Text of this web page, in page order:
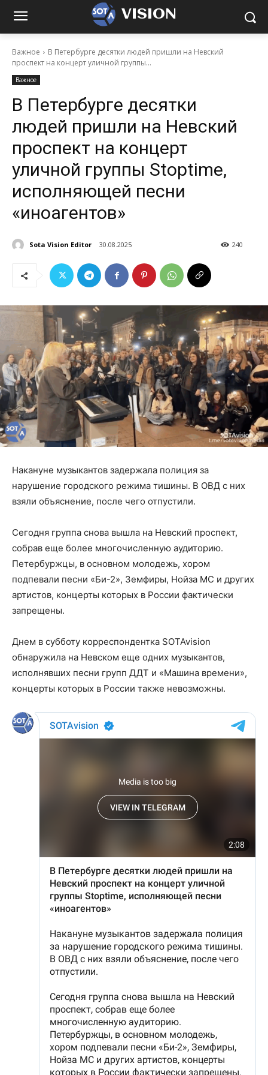
VISION
Важное
В Петербурге десятки людей пришли на Невский
проспект на концерт уличной группы...
Важное
В Петербурге десятки
людей пришли на Невский
проспект на концерт
уличной группы Stoptime,
исполняющей песни
«иноагентов»
Sota Vision Editor 30.08.2025 240
Накануне музыкантов задержала полиция за
нарушение городского режима тишины. В ОВД с них
взяли объяснение, после чего отпустили.
Сегодня группа снова вышла на Невский проспект,
собрав еще более многочисленную аудиторию.
Петербуржцы, в основном молодежь, хором
подпевали песни «Би-2», Земфиры, Нойза МС и других
артистов, концерты которых в России фактически
запрещены.
Днем в субботу корреспондентка SOTAvision
обнаружила на Невском еще одних музыкантов,
исполнявших песни групп ДДТ и «Машина времени»,
концерты которых в России также невозможны.